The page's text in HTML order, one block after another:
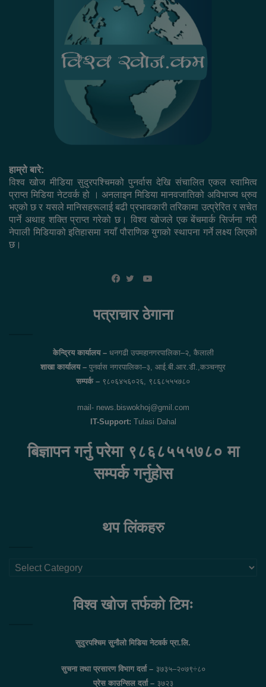
हाम्रो बारे:
विश्व खोज मीडिया सुदुरपश्चिमको पुनर्वास देखि संचालित एकल स्वामित्व
प्राप्त मिडिया नेटवर्क हो । अनलाइन मिडिया मानवजातिको अविभाज्य ध्रुव
भएको छ र यसले मानिसहरूलाई बढी प्रभावकारी तरिकामा उत्प्रेरित र सचेत
पार्ने अथाह शक्ति प्राप्त गरेको छ। विश्व खोजले एक बेंचमार्क सिर्जना गरी
नेपाली मिडियाको इतिहासमा नयाँ पौराणिक युगको स्थापना गर्ने लक्ष्य लिएको
छ।
YouTube
पत्राचार ठेगाना
केन्द्रिय कार्यालय –धनगढी उपमहानगरपालिका–२, कैलाली
शाखा कार्यालय – पुनर्वास नगरपालिका–३, आई.बी.आर.डी.,कञ्चनपुर
सम्पर्क – ९८०६४५६०२६, ९८६८५५५७८०
mail- news.biswokhoj@gmil.com
IT-Support: Tulasi Dahal
बिज्ञापन गर्नु परेमा ९८६८५५५७८० मा
सम्पर्क गर्नुहोस
थप लिंकहरु
थप
विश्व खोज तर्फको टिमः
सुदुरपश्चिम सुनौलो मिडिया नेटवर्क प्रा.लि.
सुचना तथा प्रसारण विभाग दर्ता – ३७३५–२०७९÷८०
प्रेस काउन्सिल दर्ता – ३७२३